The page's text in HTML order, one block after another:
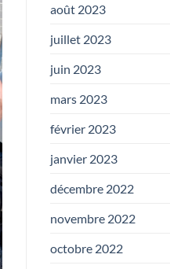
août 2023
juillet 2023
juin 2023
mars 2023
février 2023
janvier 2023
décembre 2022
novembre 2022
octobre 2022